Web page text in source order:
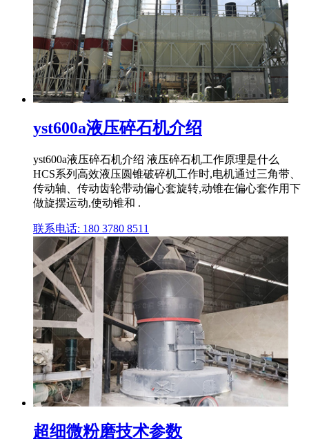
yst600a液压碎石机介绍
yst600a液压碎石机介绍 液压碎石机工作原理是什么
HCS系列高效液压圆锥破碎机工作时,电机通过三角带、
传动轴、传动齿轮带动偏心套旋转,动锥在偏心套作用下
做旋摆运动,使动锥和 .
联系电话: 180 3780 8511
超细微粉磨技术参数